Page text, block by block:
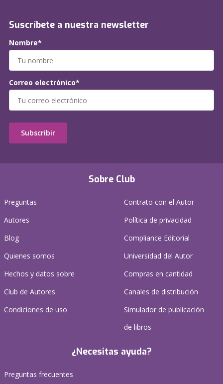
Sobre Club
Preguntas
Autores
Blog
Quienes somos
Hechos y datos sobre
Club de Autores
Condiciones de uso
Contrato con el Autor
Política de privacidad
Compliance Editorial
Universidad del Autor
Compras en cantidad
Canales de distribución
Simulador de publicación
de libros
¿Necesitas ayuda?
Preguntas frecuentes
Suscríbete a nuestra newsletter
Nombre*
Correo electrónico*
Subscribir